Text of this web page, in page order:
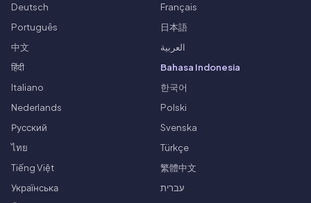
Deutsch
Français
Português
日本語
中文
العربية
हिंदी
Bahasa Indonesia
Italiano
한국어
Nederlands
Polski
Русский
Svenska
ไทย
Türkçe
Tiếng Việt
繁體中文
Українська
עברית